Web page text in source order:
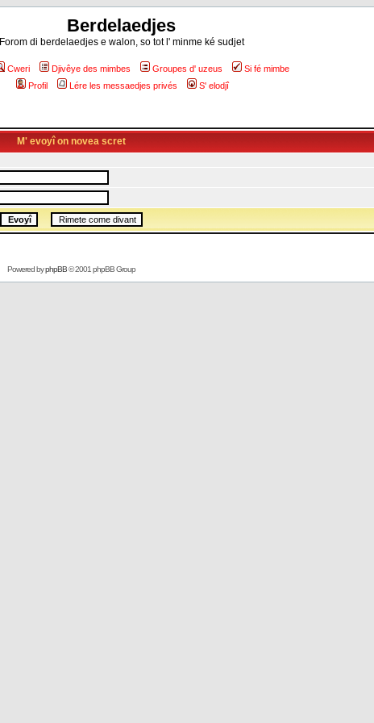
Berdelaedjes
Forom di berdelaedjes e walon, so tot l' minme ké sudjet
Cweri Djivêye des mimbes Groupes d' uzeus
Si fé mimbe
Profil
Lére les messaedjes privés S' elodjî
M' evoyî on novea scret
Powered byphpBB© 2001 phpBB Group